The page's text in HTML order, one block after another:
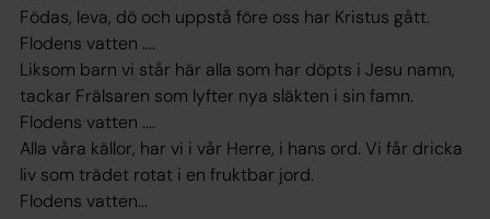
Födas, leva, dö och uppstå före oss har Kristus gått.
Flodens vatten ....
Liksom barn vi står här alla som har döpts i Jesu namn,
tackar Frälsaren som lyfter nya släkten i sin famn.
Flodens vatten ....
Alla våra källor, har vi i vår Herre, i hans ord. Vi får dricka
liv som trädet rotat i en fruktbar jord.
Flodens vatten...